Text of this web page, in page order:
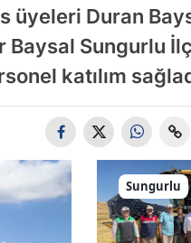
üyeleri Duran
Sungurlu
katılım
Sungurlu